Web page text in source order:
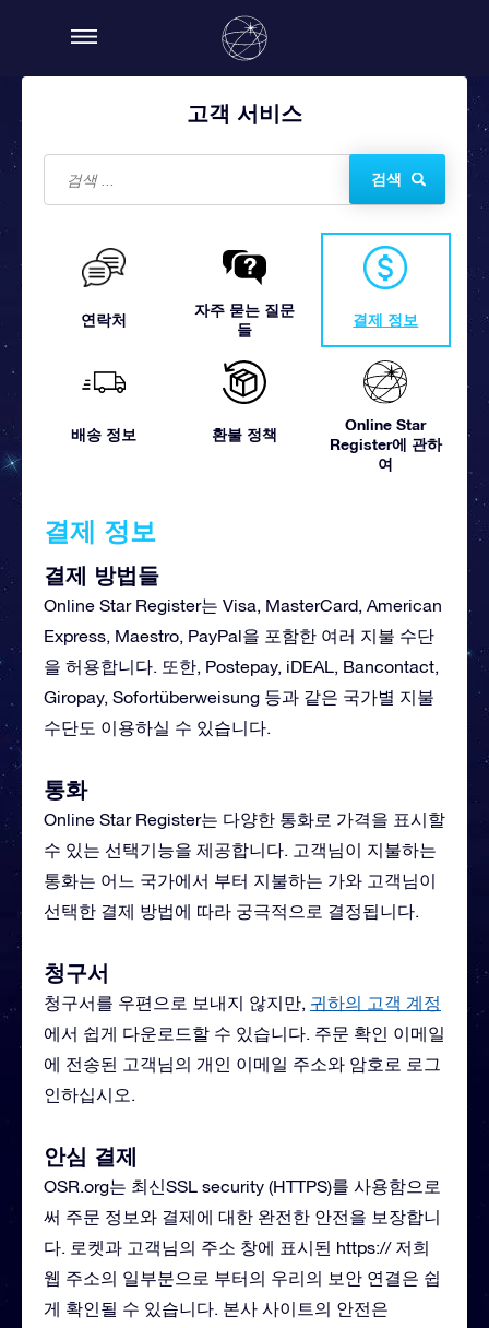
고객 서비스
검색
연락처
자주 묻는 질문
들
결제 정보
배송 정보 환불 정책
Online Star
Register에 관하
여
결제 정보
결제 방법들
Online Star Register는 Visa, MasterCard, American
Express, Maestro, PayPal을 포함한 여러 지불 수단
을 허용합니다. 또한, Postepay, iDEAL, Bancontact,
Giropay, Sofortüberweisung 등과 같은 국가별 지불
수단도 이용하실 수 있습니다.
통화
Online Star Register는 다양한 통화로 가격을 표시할
수 있는 선택기능을 제공합니다. 고객님이 지불하는
통화는 어느 국가에서 부터 지불하는 가와 고객님이
선택한 결제 방법에 따라 궁극적으로 결정됩니다.
청구서
청구서를 우편으로 보내지 않지만, 귀하의 고객 계정
에서 쉽게 다운로드할 수 있습니다. 주문 확인 이메일
에 전송된 고객님의 개인 이메일 주소와 암호로 로그
인하십시오.
안심 결제
OSR.org는 최신SSL security (HTTPS)를 사용함으로
써 주문 정보와 결제에 대한 완전한 안전을 보장합니
다. 로켓과 고객님의 주소 창에 표시된 https:// 저희
웹 주소의 일부분으로 부터의 우리의 보안 연결은 쉽
게 확인될 수 있습니다. 본사 사이트의 안전은